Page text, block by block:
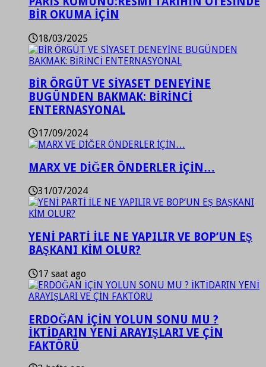
BİR OKUMA İÇİN
18/03/2025
BİR ÖRGÜT VE SİYASET DENEYİNE
BUGÜNDEN BAKMAK: BİRİNCİ
ENTERNASYONAL
17/09/2024
MARX VE DİĞER ÖNDERLER İÇİN…
31/07/2024
YENİ PARTİ İLE NE YAPILIR VE BOP’UN EŞ
BAŞKANI KİM OLUR?
17 saat ago
ERDOĞAN İÇİN YOLUN SONU MU ?
İKTİDARIN YENİ ARAYIŞLARI VE ÇİN
FAKTÖRÜ